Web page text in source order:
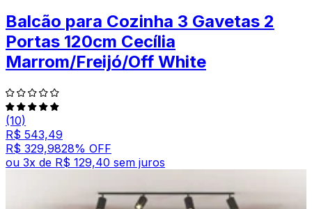
Balcão para Cozinha 3 Gavetas 2
Portas 120cm Cecília
Marrom/Freijó/Off White
(10)
R$ 543,49
R$ 329,9828% OFF
ou 3x de R$ 129,40 sem juros